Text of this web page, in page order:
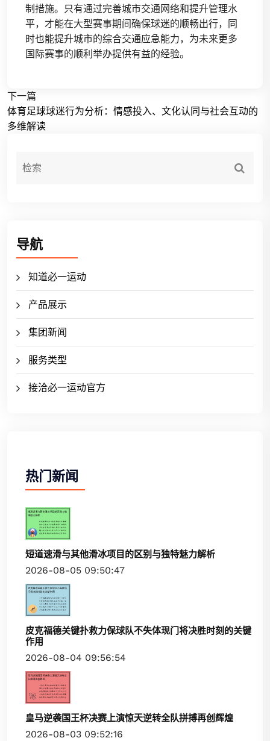
制措施。只有通过完善城市交通网络和提升管理水
平，才能在大型赛事期间确保球迷的顺畅出行，同
时也能提升城市的综合交通应急能力，为未来更多
国际赛事的顺利举办提供有益的经验。
下一篇
体育足球球迷行为分析：情感投入、文化认同与社会互动的
多维解读
导航
知道必一运动
产品展示
集团新闻
服务类型
接洽必一运动官方
热门新闻
短道速滑与其他滑冰项目的区别与独特魅力解析
2026-08-05 09:50:47
皮克福德关键扑救力保球队不失体现门将决胜时刻的关键
作用
2026-08-04 09:56:54
皇马逆袭国王杯决赛上演惊天逆转全队拼搏再创辉煌
2026-08-03 09:52:16